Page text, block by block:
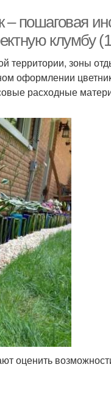
пошаговая
клумбу
территории, зоны
оформлении
расходные
оценить